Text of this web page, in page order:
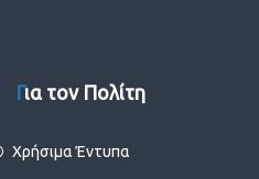
Για τον Πολίτη
Χρήσιμα Έντυπα